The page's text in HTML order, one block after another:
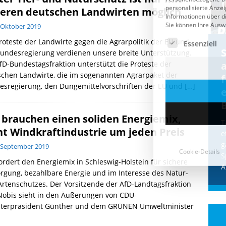
deutschen Landwirten möglich
2019
der Landwirte gegen die Agrarpolitik der EU und
verdienen unsere breite Unterstützung.
Bundestagsfraktion unterstützt die Proteste der
Landwirte, die im sogenannten Agrarpaket der
den Düngemittelvorschriften der EU und […]
einen soliden Energiemix,
Windkraftindustrie um jeden Preis
2019
den Energiemix in Schleswig-Holstein für sichere
bezahlbare Energie und im Interesse des Natur-
Der Vorsitzende der AfD-Landtagsfraktion
sieht in den Äußerungen von CDU-
Günther und dem GRÜNEN Umweltminister
CDU & Ampel wollen nach
der Wahl wieder Afghanen
einfliegen: Zeit für ein
Asylmoratorium!
halten die Wähler für dumm! Weil die
Stimmung wegen der von Afghanen
Cookie-Details